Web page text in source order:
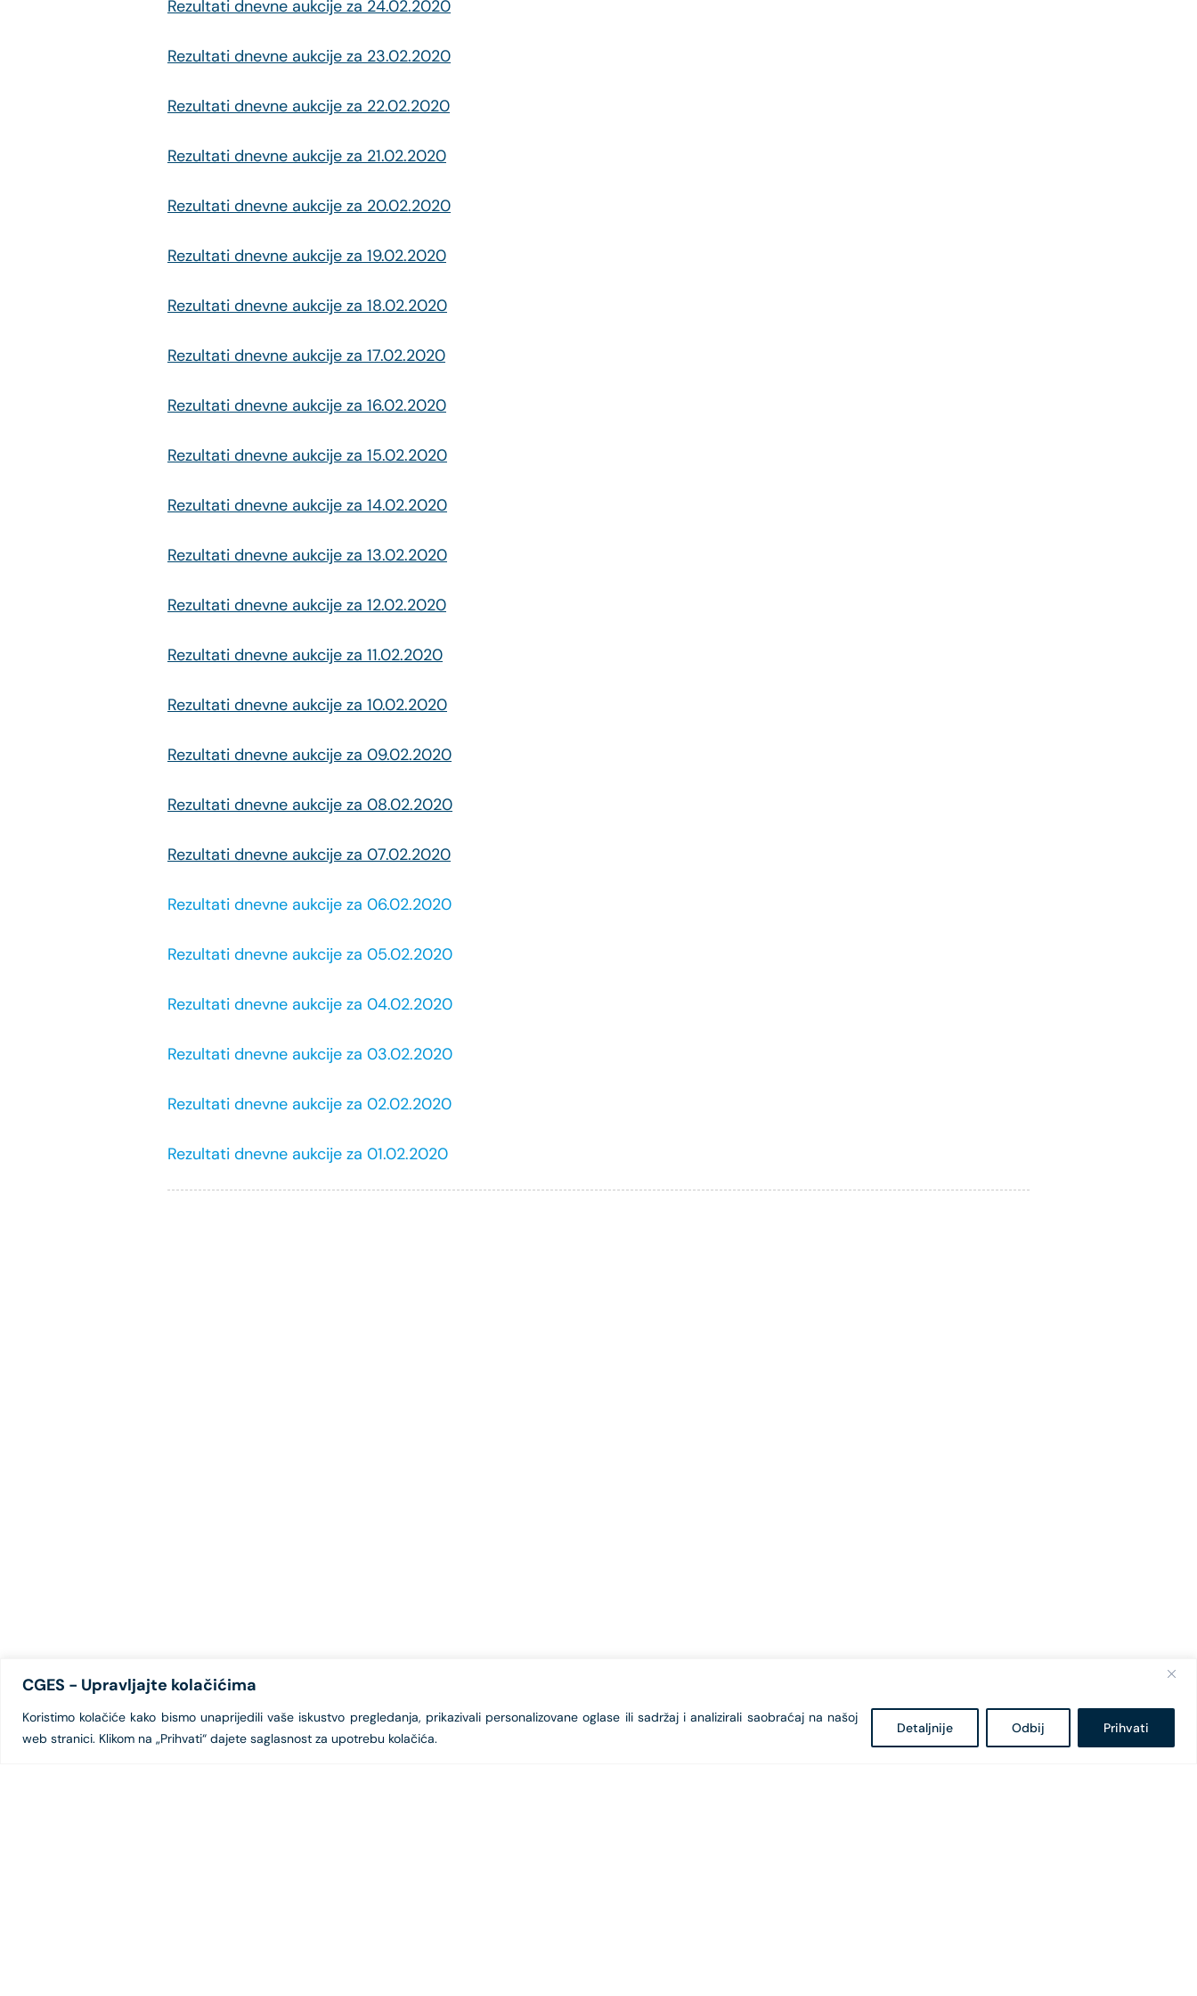
CGES - Upravljajte kolačićima
Koristimo kolačiće kako bismo unaprijedili vaše iskustvo pregledanja, prikazivali personalizovane oglase ili sadržaj i analizirali saobraćaj na našoj
web stranici. Klikom na „Prihvati“ dajete saglasnost za upotrebu kolačića.
Detaljnije Odbij Prihvati
Rezultati dnevne aukcije za 24.02.2020
Rezultati dnevne aukcije za 23.02.2020
Rezultati dnevne aukcije za 22.02.2020
Rezultati dnevne aukcije za 21.02.2020
Rezultati dnevne aukcije za 20.02.2020
Rezultati dnevne aukcije za 19.02.2020
Rezultati dnevne aukcije za 18.02.2020
Rezultati dnevne aukcije za 17.02.2020
Rezultati dnevne aukcije za 16.02.2020
Rezultati dnevne aukcije za 15.02.2020
Rezultati dnevne aukcije za 14.02.2020
Rezultati dnevne aukcije za 13.02.2020
Rezultati dnevne aukcije za 12.02.2020
Rezultati dnevne aukcije za 11.02.2020
Rezultati dnevne aukcije za 10.02.2020
Rezultati dnevne aukcije za 09.02.2020
Rezultati dnevne aukcije za 08.02.2020
Rezultati dnevne aukcije za 07.02.2020
Rezultati dnevne aukcije za 06.02.2020
Rezultati dnevne aukcije za 05.02.2020
Rezultati dnevne aukcije za 04.02.2020
Rezultati dnevne aukcije za 03.02.2020
Rezultati dnevne aukcije za 02.02.2020
Rezultati dnevne aukcije za 01.02.2020